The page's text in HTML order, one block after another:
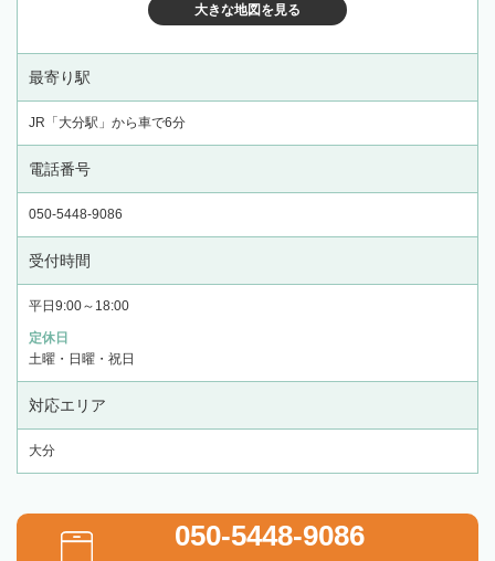
大きな地図を見る
最寄り駅
JR「大分駅」から車で6分
電話番号
050-5448-9086
受付時間
平日9:00～18:00
定休日
土曜・日曜・祝日
対応エリア
大分
050-5448-9086